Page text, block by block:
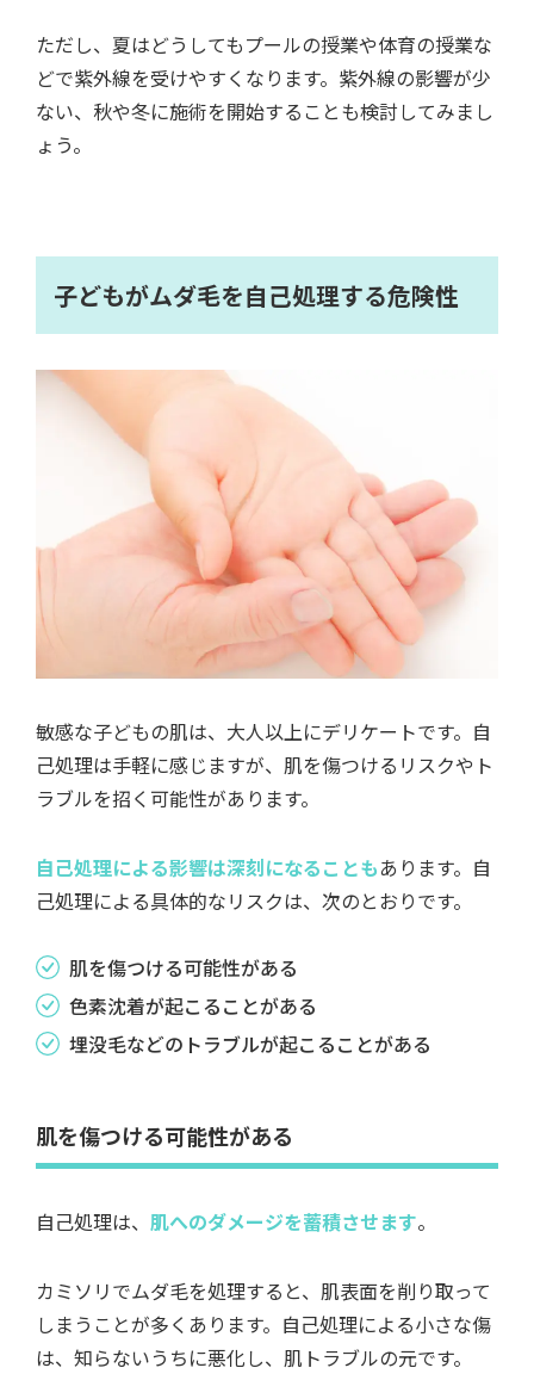
ただし、夏はどうしてもプールの授業や体育の授業な
どで紫外線を受けやすくなります。紫外線の影響が少
ない、秋や冬に施術を開始することも検討してみまし
ょう。
子どもがムダ毛を自己処理する危険性
敏感な子どもの肌は、大人以上にデリケートです。自
己処理は手軽に感じますが、肌を傷つけるリスクやト
ラブルを招く可能性があります。
自己処理による影響は深刻になることもあります。自
己処理による具体的なリスクは、次のとおりです。
肌を傷つける可能性がある
色素沈着が起こることがある
埋没毛などのトラブルが起こることがある
肌を傷つける可能性がある
自己処理は、 肌へのダメージを蓄積させます。
カミソリでムダ毛を処理すると、肌表面を削り取って
しまうことが多くあります。自己処理による小さな傷
は、知らないうちに悪化し、肌トラブルの元です。